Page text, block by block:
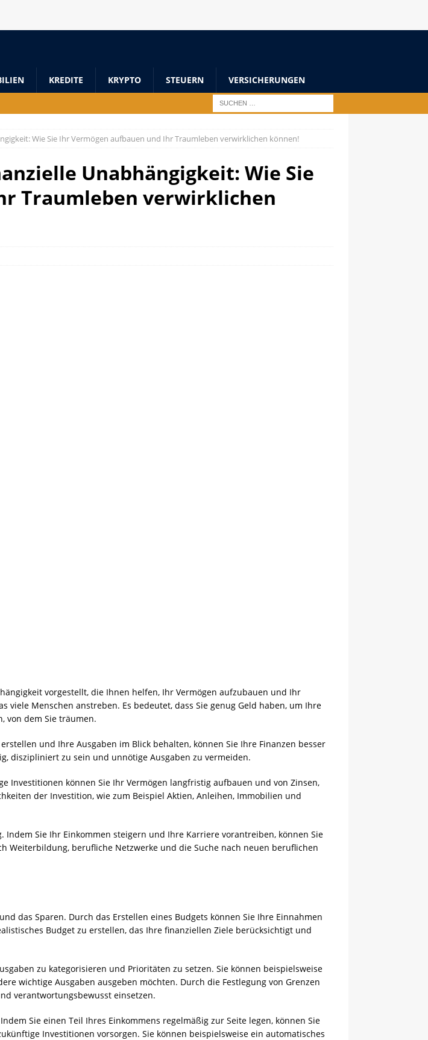
KREDITE KRYPTO STEUERN VERSICHERUNGEN
Wie Sie Ihr Vermögen aufbauen und Ihr Traumleben verwirklichen können!
Unabhängigkeit: Wie Sie
Traumleben verwirklichen
vorgestellt, die Ihnen helfen, Ihr Vermögen aufzubauen und Ihr
Menschen anstreben. Es bedeutet, dass Sie genug Geld haben, um Ihre
von dem Sie träumen.
und Ihre Ausgaben im Blick behalten, können Sie Ihre Finanzen besser
diszipliniert zu sein und unnötige Ausgaben zu vermeiden.
Investitionen können Sie Ihr Vermögen langfristig aufbauen und von Zinsen,
der Investition, wie zum Beispiel Aktien, Anleihen, Immobilien und
Sie Ihr Einkommen steigern und Ihre Karriere vorantreiben, können Sie
Weiterbildung, berufliche Netzwerke und die Suche nach neuen beruflichen
das Sparen. Durch das Erstellen eines Budgets können Sie Ihre Einnahmen
Budget zu erstellen, das Ihre finanziellen Ziele berücksichtigt und
zu kategorisieren und Prioritäten zu setzen. Sie können beispielsweise
wichtige Ausgaben ausgeben möchten. Durch die Festlegung von Grenzen
verantwortungsbewusst einsetzen.
Sie einen Teil Ihres Einkommens regelmäßig zur Seite legen, können Sie
Investitionen vorsorgen. Sie können beispielsweise ein automatisches